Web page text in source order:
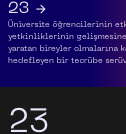
23 →
Üniversite öğrencilerinin
yetkinliklerinin
yaratan bireyler olmalarına
hedefleyen bir tecrübe